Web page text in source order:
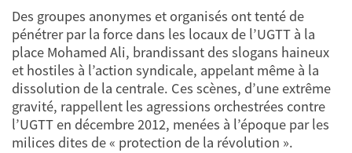
Des groupes anonymes et organisés ont tenté de
pénétrer par la force dans les locaux de l’UGTT à la
place Mohamed Ali, brandissant des slogans haineux
et hostiles à l’action syndicale, appelant même à la
dissolution de la centrale. Ces scènes, d’une extrême
gravité, rappellent les agressions orchestrées contre
l’UGTT en décembre 2012, menées à l’époque par les
milices dites de « protection de la révolution ».